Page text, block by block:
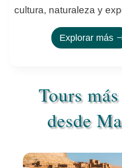
cultura, naturaleza y
Explorar más
Tours
desde